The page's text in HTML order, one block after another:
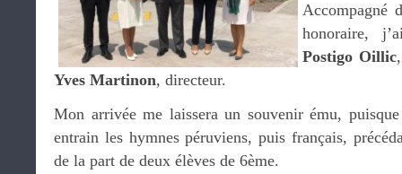
Accompagné
honoraire,
Postigo Oillic
Yves Martinon, directeur.
Mon arrivée me laissera un souvenir ému,
entrain les hymnes péruviens, puis français,
de la part de deux élèves de 6ème.